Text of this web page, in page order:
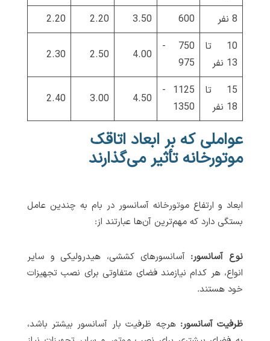
8 نفر 600
3.50
2.20
2.20
10 تا
13 نفر
750 -
975
4.00
2.50
2.30
15 تا
18 نفر
1125 -
1350
4.50
3.00
2.40
عواملی که بر ابعاد اتاقک
موتورخانه تأثیر می‌گذارند
ابعاد و ارتفاع موتورخانه آسانسور در بام به چندین عامل
بستگی دارد که مهم‌ترین آن‌ها عبارتند از:
نوع آسانسور: آسانسورهای کششی، هیدرولیکی و سایر
انواع، هر کدام نیازمند فضای متفاوتی برای نصب تجهیزات
خود هستند.
ظرفیت آسانسور: هرچه ظرفیت بار آسانسور بیشتر باشد،